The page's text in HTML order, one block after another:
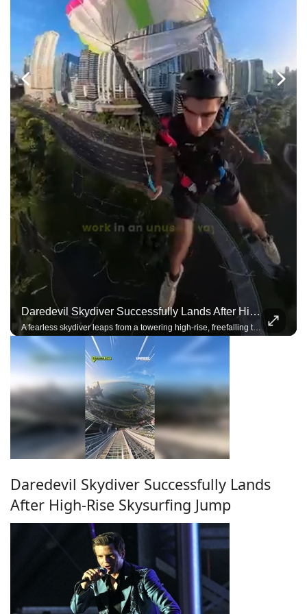
Daredevil Skydiver Successfully Lands After High-Rise Skysurfing Jump
A fearless skydiver leaps from a towering high-rise, freefalling through the city skyline before deploying the parachute and landing with incredible precision.
Daredevil Skydiver Successfully Lands
After High-Rise Skysurfing Jump